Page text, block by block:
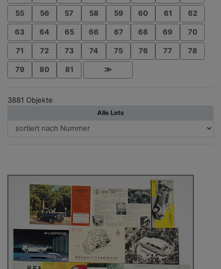
55 56 57 58 59 60 61 62
63 64 65 66 67 68 69 70
71 72 73 74 75 76 77 78
79 80 81 ≫
3881 Objekte
Alle Lots